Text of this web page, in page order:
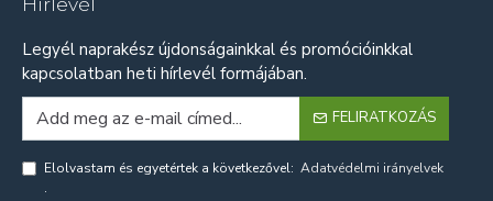
Legyél naprakész újdonságainkkal és promócióinkkal
kapcsolatban heti hírlevél formájában.
FELIRATKOZÁS
Elolvastam és egyetértek a következővel: Adatvédelmi irányelvek
.